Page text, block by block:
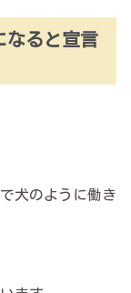
なると宣言
犬のように働き